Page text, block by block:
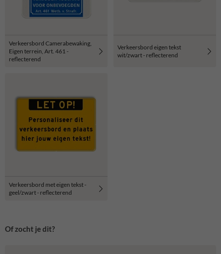
Verkeersbord Camerabewaking,
Eigen terrein, Art. 461 -
reflecterend
Verkeersbord eigen tekst
wit/zwart - reflecterend
Verkeersbord met eigen tekst -
geel/zwart - reflecterend
Of zocht je dit?